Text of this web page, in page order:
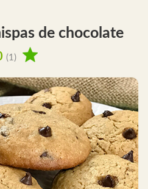
de chocolate
(1)